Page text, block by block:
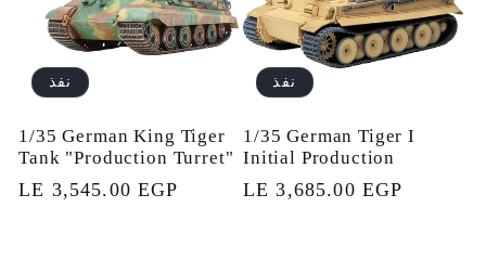
نفذ
1/35 German King Tiger
Tank "Production Turret"
السعر
LE 3,545.00 EGP
نفذ
1/35 German Tiger I
Initial Production
السعر
LE 3,685.00 EGP